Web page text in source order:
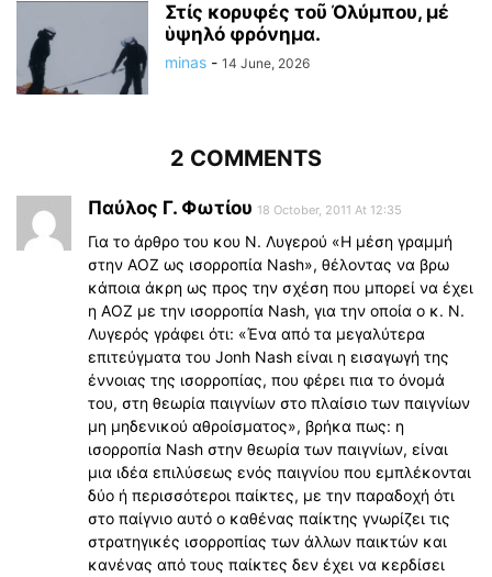
Στίς κορυφές τοῦ Ὀλύμπου, μέ
ὑψηλό φρόνημα.
minas - 14 June, 2026
2 COMMENTS
Παύλος Γ. Φωτίου 18 October, 2011 At 12:35
Για το άρθρο του κου Ν. Λυγερού «Η μέση γραμμή
στην ΑΟΖ ως ισορροπία Nash», θέλοντας να βρω
κάποια άκρη ως προς την σχέση που μπορεί να έχει
η ΑΟΖ με την ισορροπία Nash, για την οποία ο κ. Ν.
Λυγερός γράφει ότι: «Ένα από τα μεγαλύτερα
επιτεύγματα του Jonh Nash είναι η εισαγωγή της
έννοιας της ισορροπίας, που φέρει πια το όνομά
του, στη θεωρία παιγνίων στο πλαίσιο των παιγνίων
μη μηδενικού αθροίσματος», βρήκα πως: η
ισορροπία Nash στην θεωρία των παιγνίων, είναι
μια ιδέα επιλύσεως ενός παιγνίου που εμπλέκονται
δύο ή περισσότεροι παίκτες, με την παραδοχή ότι
στο παίγνιο αυτό ο καθένας παίκτης γνωρίζει τις
στρατηγικές ισορροπίας των άλλων παικτών και
κανένας από τους παίκτες δεν έχει να κερδίσει